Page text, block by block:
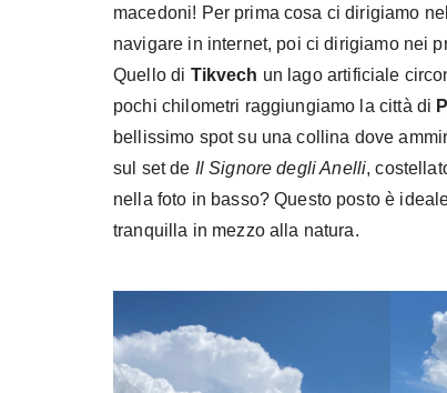
macedoni! Per prima cosa ci dirigiamo
navigare in internet, poi ci dirigiamo nei
Quello di Tikvech un lago artificiale
pochi chilometri raggiungiamo la città di
bellissimo spot su una collina dove
sul set de Il Signore degli Anelli,
nella foto in basso? Questo posto è
tranquilla in mezzo alla natura.